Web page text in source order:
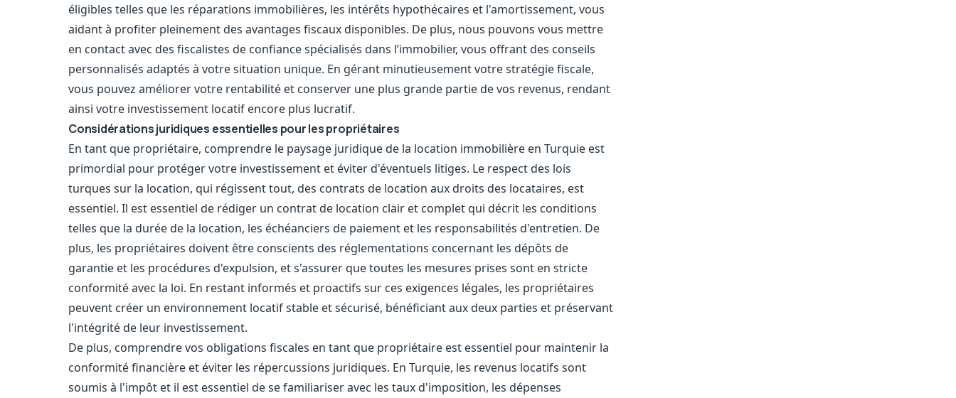
éligibles telles que les réparations immobilières, les intérêts hypothécaires et l'amortissement, vous
aidant à profiter pleinement des avantages fiscaux disponibles. De plus, nous pouvons vous mettre
en contact avec des fiscalistes de confiance spécialisés dans l’immobilier, vous offrant des conseils
personnalisés adaptés à votre situation unique. En gérant minutieusement votre stratégie fiscale,
vous pouvez améliorer votre rentabilité et conserver une plus grande partie de vos revenus, rendant
ainsi votre investissement locatif encore plus lucratif.
Considérations juridiques essentielles pour les propriétaires
En tant que propriétaire, comprendre le paysage juridique de la location immobilière en Turquie est
primordial pour protéger votre investissement et éviter d'éventuels litiges. Le respect des lois
turques sur la location, qui régissent tout, des contrats de location aux droits des locataires, est
essentiel. Il est essentiel de rédiger un contrat de location clair et complet qui décrit les conditions
telles que la durée de la location, les échéanciers de paiement et les responsabilités d'entretien. De
plus, les propriétaires doivent être conscients des réglementations concernant les dépôts de
garantie et les procédures d'expulsion, et s'assurer que toutes les mesures prises sont en stricte
conformité avec la loi. En restant informés et proactifs sur ces exigences légales, les propriétaires
peuvent créer un environnement locatif stable et sécurisé, bénéficiant aux deux parties et préservant
l'intégrité de leur investissement.
De plus, comprendre vos obligations fiscales en tant que propriétaire est essentiel pour maintenir la
conformité financière et éviter les répercussions juridiques. En Turquie, les revenus locatifs sont
soumis à l'impôt et il est essentiel de se familiariser avec les taux d'imposition, les dépenses